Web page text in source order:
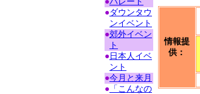
●ダウンタウ
ンイベント
●郊外イベン
ト
● 日本人イベ
ント
●今月と来月
● 「こんなの
情報提
供：